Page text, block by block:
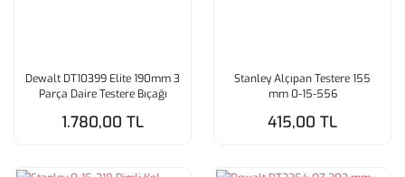
Dewalt DT10399 Elite 190mm 3
Parça Daire Testere Bıçağı
1.780,00 TL
Stanley Alçıpan Testere 155
mm 0-15-556
415,00 TL